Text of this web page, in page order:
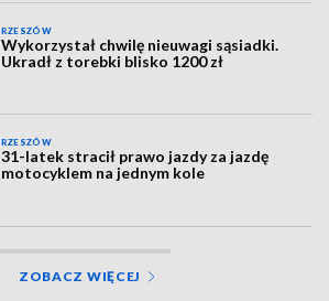
RZESZÓW
Wykorzystał chwilę nieuwagi sąsiadki.
Ukradł z torebki blisko 1200 zł
RZESZÓW
31-latek stracił prawo jazdy za jazdę
motocyklem na jednym kole
ZOBACZ WIĘCEJ